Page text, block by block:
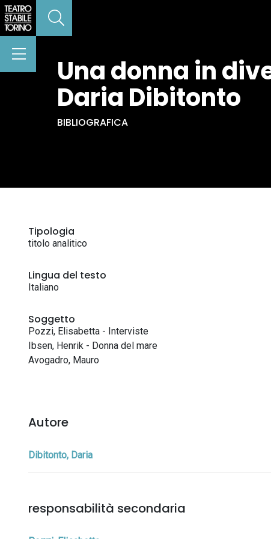
Una donna in
Daria Dibitonto
BIBLIOGRAFICA
Tipologia
titolo analitico
Lingua del testo
Italiano
Soggetto
Pozzi, Elisabetta - Interviste
Ibsen, Henrik - Donna del mare
Avogadro, Mauro
Autore
Dibitonto, Daria
responsabilità secondaria